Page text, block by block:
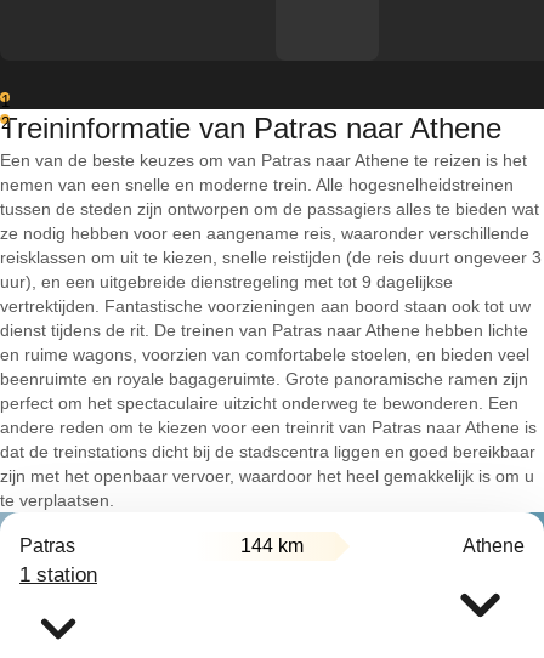
1
2
Treininformatie van Patras naar Athene
Een van de beste keuzes om van Patras naar Athene te reizen is het
nemen van een snelle en moderne trein. Alle hogesnelheidstreinen
tussen de steden zijn ontworpen om de passagiers alles te bieden wat
ze nodig hebben voor een aangename reis, waaronder verschillende
reisklassen om uit te kiezen, snelle reistijden (de reis duurt ongeveer 3
uur), en een uitgebreide dienstregeling met tot 9 dagelijkse
vertrektijden. Fantastische voorzieningen aan boord staan ook tot uw
dienst tijdens de rit. De treinen van Patras naar Athene hebben lichte
en ruime wagons, voorzien van comfortabele stoelen, en bieden veel
beenruimte en royale bagageruimte. Grote panoramische ramen zijn
perfect om het spectaculaire uitzicht onderweg te bewonderen. Een
andere reden om te kiezen voor een treinrit van Patras naar Athene is
dat de treinstations dicht bij de stadscentra liggen en goed bereikbaar
zijn met het openbaar vervoer, waardoor het heel gemakkelijk is om u
te verplaatsen.
Patras 144 km Athene
1 station